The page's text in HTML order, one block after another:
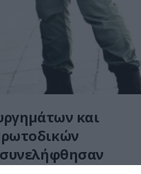
και